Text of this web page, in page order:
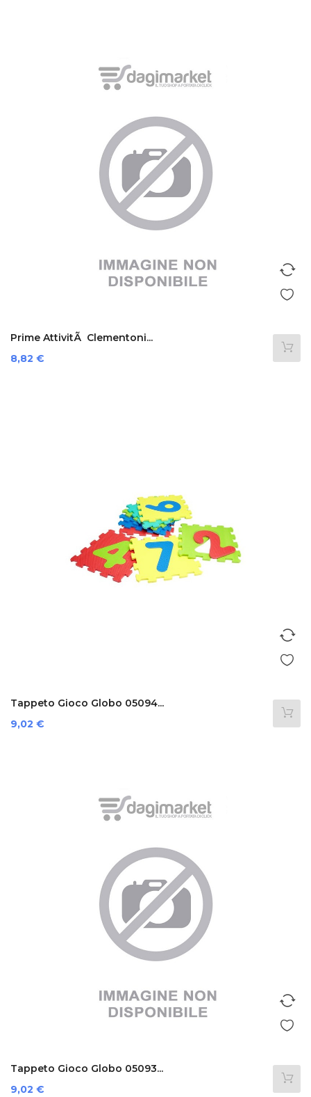
Prime AttivitÃ Clementoni...
Prezzo
8,82 €
Tappeto Gioco Globo 05094...
Prezzo
9,02 €
Tappeto Gioco Globo 05093...
Prezzo
9,02 €